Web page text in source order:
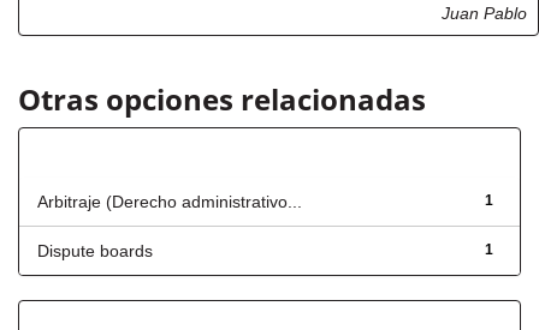
Juan Pablo
Otras opciones relacionadas
1
Arbitraje (Derecho administrativo...
1
Dispute boards